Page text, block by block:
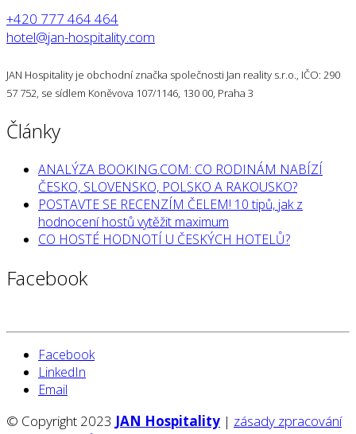
+420 777 464 464
hotel@jan-hospitality.com
JAN Hospitality je obchodní značka společnosti Jan reality s.r.o., IČO: 290
57 752, se sídlem Koněvova 107/1146, 130 00, Praha 3
Články
ANALÝZA BOOKING.COM: CO RODINÁM NABÍZÍ
ČESKO, SLOVENSKO, POLSKO A RAKOUSKO?
POSTAVTE SE RECENZÍM ČELEM! 10 tipů, jak z
hodnocení hostů vytěžit maximum
CO HOSTÉ HODNOTÍ U ČESKÝCH HOTELŮ?
Facebook
Facebook
LinkedIn
Email
© Copyright 2023 JAN Hospitality | zásady zpracování